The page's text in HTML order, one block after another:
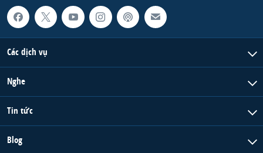
Các dịch vụ
Nghe
Tin tức
Blog